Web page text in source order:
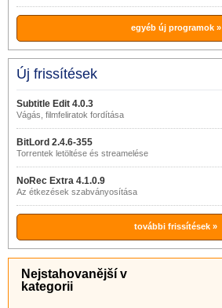
egyéb új programok »
Új frissítések
Subtitle Edit 4.0.3
Vágás, filmfeliratok fordítása
BitLord 2.4.6-355
Torrentek letöltése és streamelése
NoRec Extra 4.1.0.9
Az étkezések szabványosítása
további frissítések »
Nejstahovanější v
kategorii